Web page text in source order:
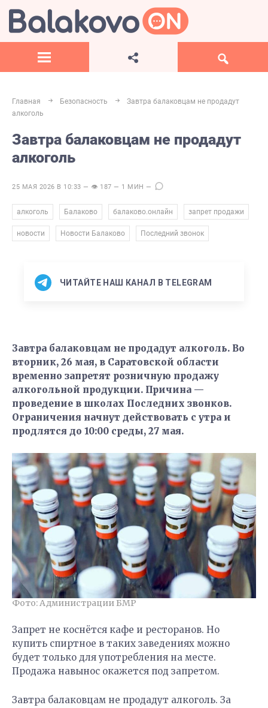
Главная Безопасность
Завтра балаковцам не продадут
алкоголь
Завтра балаковцам не продадут
алкоголь
25 МАЯ 2026 В 10:33 — 👁 187 — 1 МИН —
алкоголь Балаково балаково.онлайн запрет продажи
новости Новости Балаково Последний звонок
ЧИТАЙТЕ НАШ КАНАЛ В TELEGRAM
Завтра балаковцам не продадут алкоголь. Во
вторник, 26 мая, в Саратовской области
временно запретят розничную продажу
алкогольной продукции. Причина —
проведение в школах Последних звонков.
Ограничения начнут действовать с утра и
продлятся до 10:00 среды, 27 мая.
Фото: Администрации БМР
Запрет не коснётся кафе и ресторанов. Но
купить спиртное в таких заведениях можно
будет только для употребления на месте.
Продажа навынос окажется под запретом.
Завтра балаковцам не продадут алкоголь. За